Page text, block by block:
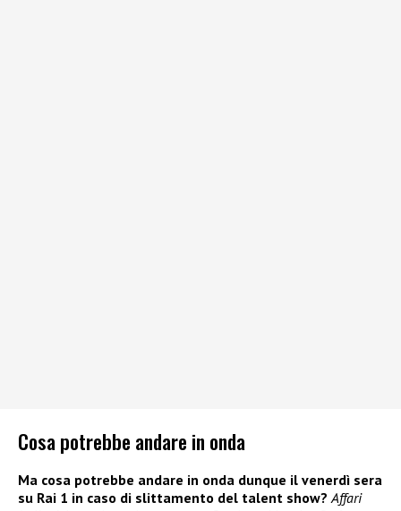
Cosa potrebbe andare in onda
Ma cosa potrebbe andare in onda dunque il venerdì sera
su Rai 1 in caso di slittamento del talent show? Affari